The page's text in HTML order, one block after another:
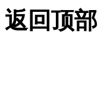
返回顶部